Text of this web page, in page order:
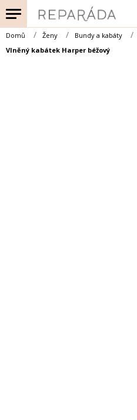
na
obsah
Domů Ženy Bundy a kabáty
Vlněný kabátek Harper béžový